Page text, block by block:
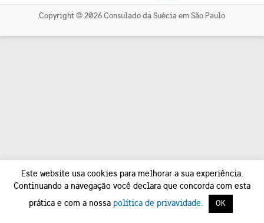
Copyright © 2026Consulado da Suécia em São Paulo
Este website usa cookies para melhorar a sua experiência.
Continuando a navegação você declara que concorda com esta
prática e com a nossa política de privavidade. OK